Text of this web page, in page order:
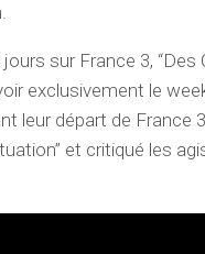
sur France 3, “Des
exclusivement le
leur départ de France
et critiqué les